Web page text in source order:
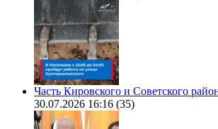
Часть Кировского и Советского
30.07.2026 16:16 (35)